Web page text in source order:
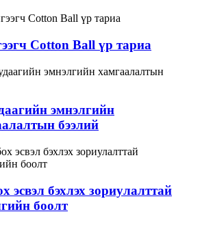
Cotton Ball үр тариа
эмнэлгийн
бээлий
эсвэл бэхлэх зориулалттай
боолт